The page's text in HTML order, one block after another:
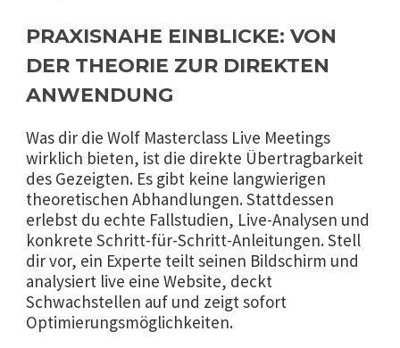
PRAXISNAHE EINBLICKE: VON
DER THEORIE ZUR DIREKTEN
ANWENDUNG
Was dir die Wolf Masterclass Live Meetings
wirklich bieten, ist die direkte Übertragbarkeit
des Gezeigten. Es gibt keine langwierigen
theoretischen Abhandlungen. Stattdessen
erlebst du echte Fallstudien, Live-Analysen und
konkrete Schritt-für-Schritt-Anleitungen. Stell
dir vor, ein Experte teilt seinen Bildschirm und
analysiert live eine Website, deckt
Schwachstellen auf und zeigt sofort
Optimierungsmöglichkeiten.